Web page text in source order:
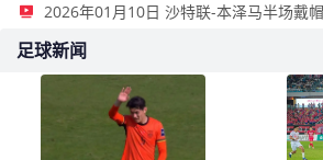
2026年01月10日 沙特联-本泽马半场戴
足球新闻